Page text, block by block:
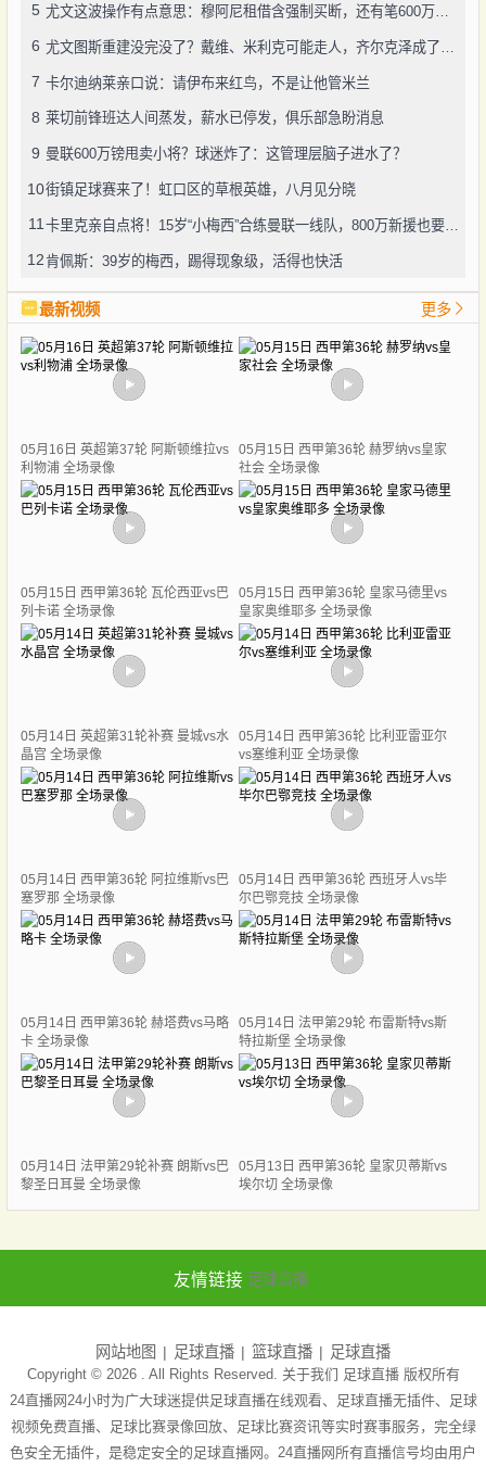
5
6
7 卡尔迪纳莱亲口说：请伊布来红鸟，不是让他管米兰
8 莱切前锋班达人间蒸发，薪水已停发，俱乐部急盼消息
9 曼联600万镑甩卖小将？球迷炸了：这管理层脑子进水了？
10街镇足球赛来了！虹口区的草根英雄，八月见分晓
11 卡里克亲自点将！15岁“小梅西”合练曼联一线队，800万新援也要露脸
12 肯佩斯：39岁的梅西，踢得现象级，活得也快活
最新视频 更多
05月16日 英超第37轮 阿斯顿维拉vs
利物浦 全场录像
05月15日 西甲第36轮 赫罗纳vs皇家
社会 全场录像
05月15日 西甲第36轮 瓦伦西亚vs巴
列卡诺 全场录像
05月15日 西甲第36轮 皇家马德里vs
皇家奥维耶多 全场录像
05月14日 英超第31轮补赛 曼城vs水
晶宫 全场录像
05月14日 西甲第36轮 比利亚雷亚尔
vs塞维利亚 全场录像
05月14日 西甲第36轮 阿拉维斯vs巴
塞罗那 全场录像
05月14日 西甲第36轮 西班牙人vs毕
尔巴鄂竞技 全场录像
05月14日 西甲第36轮 赫塔费vs马略
卡 全场录像
05月14日 法甲第29轮 布雷斯特vs斯
特拉斯堡 全场录像
05月14日 法甲第29轮补赛 朗斯vs巴
黎圣日耳曼 全场录像
05月13日 西甲第36轮 皇家贝蒂斯vs
埃尔切 全场录像
友情链接 足球直播
网站地图 足球直播 篮球直播 足球直播
Copyright © 2026 . All Rights Reserved. 关于我们 足球直播版权所有
24直播网24小时为广大球迷提供足球直播在线观看、足球直播无插件、足球
视频免费直播、足球比赛录像回放、足球比赛资讯等实时赛事服务，完全绿
色安全无插件，是稳定安全的足球直播网。24直播网所有直播信号均由用户